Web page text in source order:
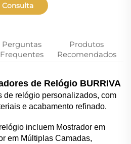
Consulta
Perguntas
Frequentes
Produtos
Recomendados
de Relógio BURRIVA
de relógio personalizados, com
e acabamento refinado.
incluem Mostrador em
em Múltiplas Camadas,